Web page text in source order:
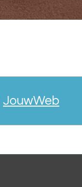
JouwWeb